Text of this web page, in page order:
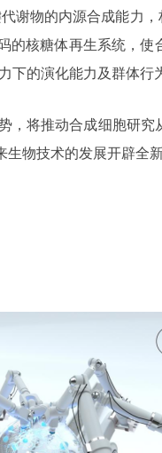
谢物的内源合成能力
核糖体再生系统，
下的演化能力及群体行
将推动合成细胞研
物技术的发展开辟全新